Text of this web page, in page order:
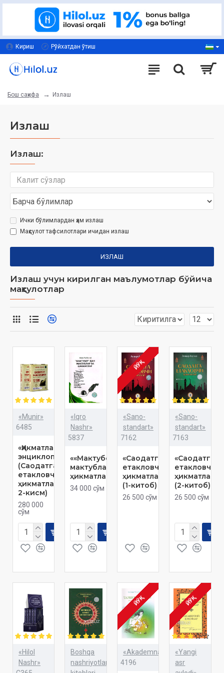
Кириш Рўйхатдан ўтиш
Бош саҳифа Излаш
Излаш
Излаш:
Ички бўлимлардан ҳам излаш
Маҳсулот тафсилотлари ичидан излаш
ИЗЛАШ
Излаш учун кирилган маълумотлар бўйича
маҳсулотлар
«Munir»
6485
«Ҳикматлар
энциклопедияси
(Саодатга
етакловчи
ҳикматлар) » (1-
2-кисм)
280 000
сўм
«Iqro
Nashr»
5837
««Мактубот»дан
мактублар ва
ҳикматлар»
34 000 сўм
ЙЎҚ
«Sano-
standart»
7162
«Саодатга
етакловчи
ҳикматлар»
(1-китоб)
26 500 сўм
«Sano-
standart»
7163
«Саодатга
етакловчи
ҳикматлар»
(2-китоб)
26 500 сўм
«Hilol
Nashr»
Boshqa
nashriyotlar
ЙЎҚ
«Akademnashr»
4196
ЙЎҚ
«Yangi
asr